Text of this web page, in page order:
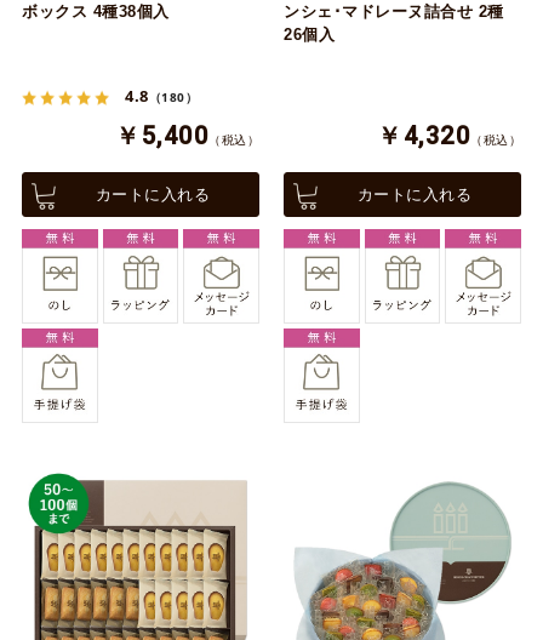
ボックス 4種38個入
4.8 （180）
￥5,400 （税込）
カートに入れる
ンシェ･マドレーヌ詰合せ 2種
26個入
￥4,320 （税込）
カートに入れる